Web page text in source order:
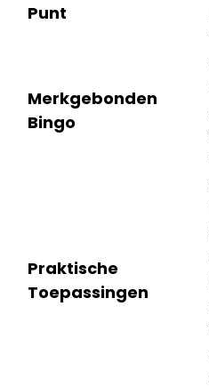
Punt
Merkgebonden
Bingo
Praktische
Toepassingen